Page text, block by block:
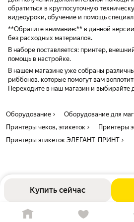
Купить сейчас
обратиться в круглосуточную
видеоуроки, обучение и помощь
**Обратите внимание:** в данной версии
без расходных материалов.
В наборе поставляется: принтер,
помощь в настройке.
В нашем магазине уже собраны
риббонов, которые помогут вам
Переходите в наш магазин и выбирайте
Оборудование
Оборудование для
Принтеры чеков, этикеток
Принтеры
Принтеры этикеток ЭЛЕГАНТ-ПРИНТ